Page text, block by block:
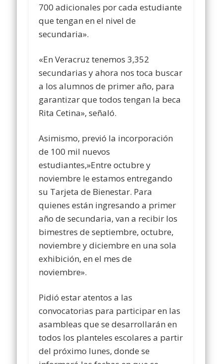
700 adicionales por cada estudiante
que tengan en el nivel de
secundaria».
«En Veracruz tenemos 3,352
secundarias y ahora nos toca buscar
a los alumnos de primer año, para
garantizar que todos tengan la beca
Rita Cetina», señaló.
Asimismo, previó la incorporación
de 100 mil nuevos
estudiantes,»Entre octubre y
noviembre le estamos entregando
su Tarjeta de Bienestar. Para
quienes están ingresando a primer
año de secundaria, van a recibir los
bimestres de septiembre, octubre,
noviembre y diciembre en una sola
exhibición, en el mes de
noviembre».
Pidió estar atentos a las
convocatorias para participar en las
asambleas que se desarrollarán en
todos los planteles escolares a partir
del próximo lunes, donde se